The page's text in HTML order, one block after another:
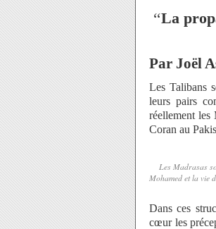
‘‘La
Par Joël
Les Talibans
leurs pairs
réellement les
Coran au
Les Madrasas
Mohamed et la vie
Dans ces
cœur les